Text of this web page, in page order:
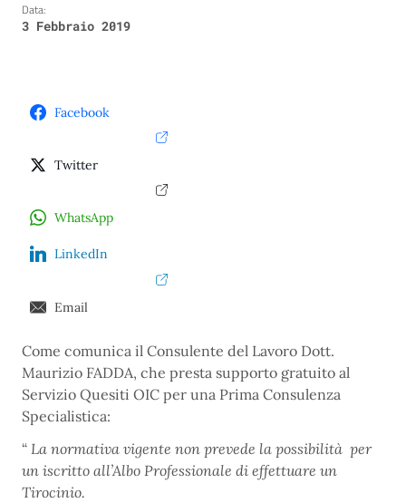
Data:
3 Febbraio 2019
Facebook
Twitter
WhatsApp
LinkedIn
Email
Come comunica il Consulente del Lavoro Dott.
Maurizio FADDA, che presta supporto gratuito al
Servizio Quesiti OIC per una Prima Consulenza
Specialistica:
“ La normativa vigente non prevede la possibilità per
un iscritto all’Albo Professionale di effettuare un
Tirocinio.